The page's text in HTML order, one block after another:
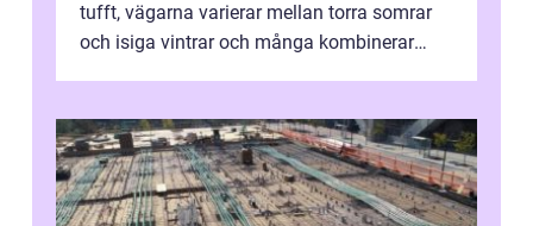
tufft, vägarna varierar mellan torra somrar
och isiga vintrar och många kombinerar